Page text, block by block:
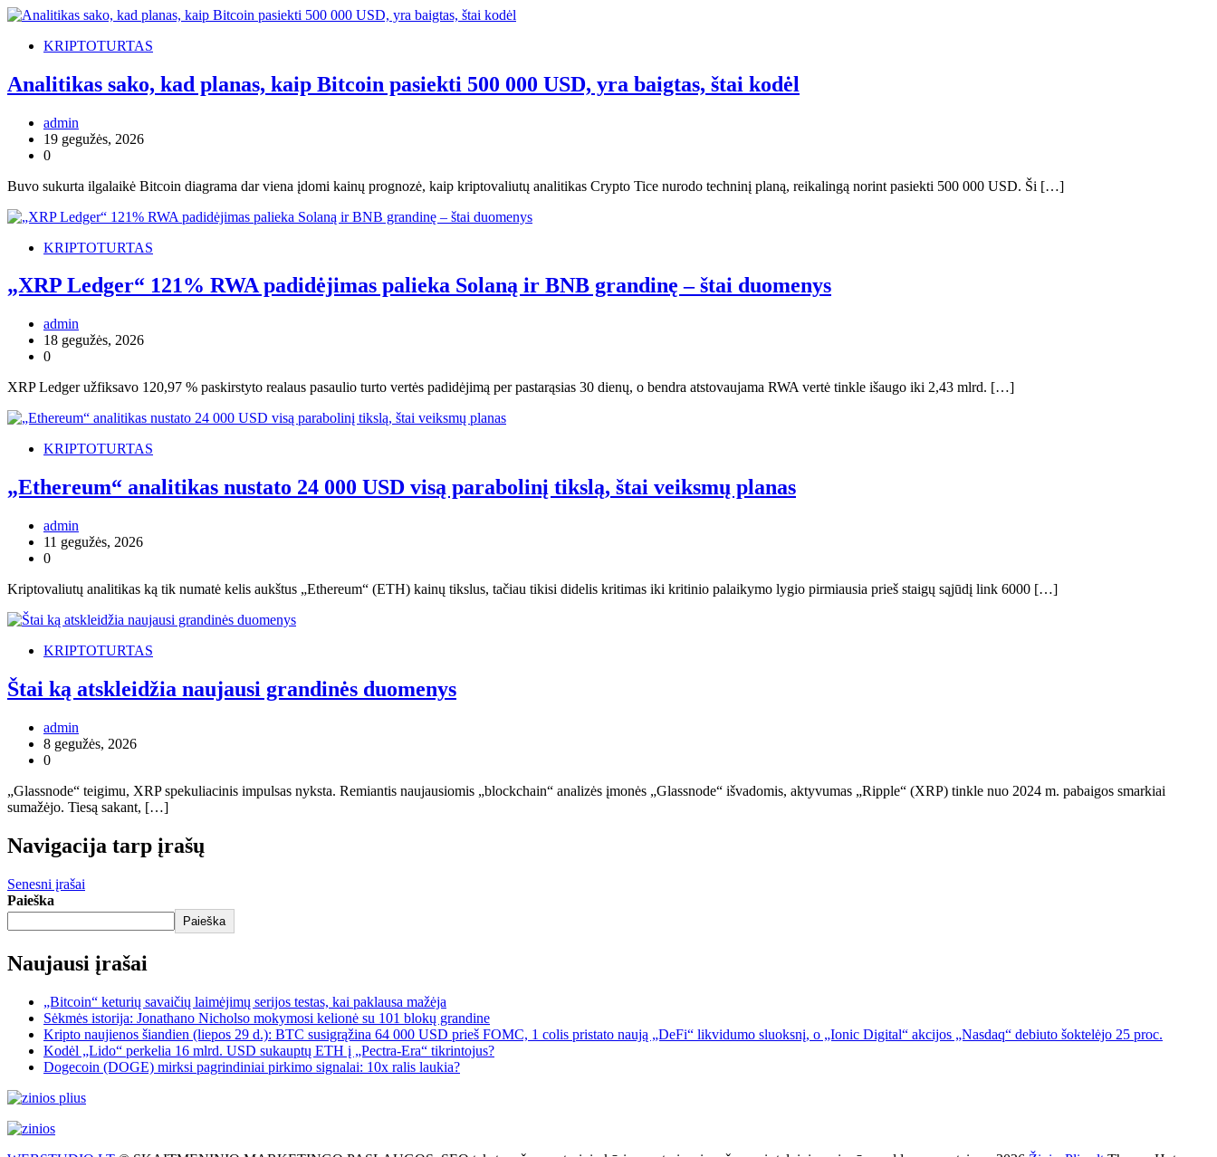
KRIPTOTURTAS
Analitikas sako, kad planas, kaip Bitcoin pasiekti 500 000 USD, yra baigtas, štai kodėl
admin
19 gegužės, 2026
0
Buvo sukurta ilgalaikė Bitcoin diagrama dar viena įdomi kainų prognozė, kaip kriptovaliutų analitikas Crypto Tice nurodo techninį planą, reikalingą norint pasiekti 500 000 USD. Ši […]
KRIPTOTURTAS
„XRP Ledger“ 121% RWA padidėjimas palieka Solaną ir BNB grandinę – štai duomenys
admin
18 gegužės, 2026
0
XRP Ledger užfiksavo 120,97 % paskirstyto realaus pasaulio turto vertės padidėjimą per pastarąsias 30 dienų, o bendra atstovaujama RWA vertė tinkle išaugo iki 2,43 mlrd. […]
KRIPTOTURTAS
„Ethereum“ analitikas nustato 24 000 USD visą parabolinį tikslą, štai veiksmų planas
admin
11 gegužės, 2026
0
Kriptovaliutų analitikas ką tik numatė kelis aukštus „Ethereum“ (ETH) kainų tikslus, tačiau tikisi didelis kritimas iki kritinio palaikymo lygio pirmiausia prieš staigų sąjūdį link 6000 […]
KRIPTOTURTAS
Štai ką atskleidžia naujausi grandinės duomenys
admin
8 gegužės, 2026
0
„Glassnode“ teigimu, XRP spekuliacinis impulsas nyksta. Remiantis naujausiomis „blockchain“ analizės įmonės „Glassnode“ išvadomis, aktyvumas „Ripple“ (XRP) tinkle nuo 2024 m. pabaigos smarkiai
sumažėjo. Tiesą sakant, […]
Navigacija tarp įrašų
Senesni įrašai
Paieška
Paieška
Naujausi įrašai
„Bitcoin“ keturių savaičių laimėjimų serijos testas, kai paklausa mažėja
Sėkmės istorija: Jonathano Nicholso mokymosi kelionė su 101 blokų grandine
Kripto naujienos šiandien (liepos 29 d.): BTC susigrąžina 64 000 USD prieš FOMC, 1 colis pristato naują „DeFi“ likvidumo sluoksnį, o „Ionic Digital“ akcijos „Nasdaq“ debiuto šoktelėjo 25 proc.
Kodėl „Lido“ perkelia 16 mlrd. USD sukauptų ETH į „Pectra-Era“ tikrintojus?
Dogecoin (DOGE) mirksi pagrindiniai pirkimo signalai: 10x ralis laukia?